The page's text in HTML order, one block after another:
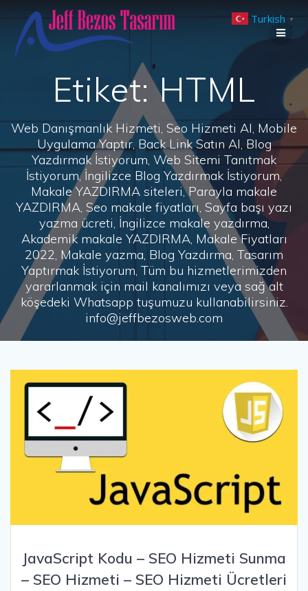
to
Etiket:HTML
Web Danışmanlık Hizmeti, Seo Hizmeti Al, Mobile
Uygulama Yaptır, Back Link Satın Al, Blog
Yazdırmak İstiyorum, Web Sitemi Tanıtmak
İstiyorum, İngilizce Blog Yazdırmak İstiyorum,
Makale YAZDIRMA siteleri, Parayla makale
YAZDIRMA, Seo makale fiyatları, Sayfa başı yazı
yazma ücreti, İngilizce makale yazdırma,
Akademik makale YAZDIRMA, Makale Fiyatları
2022, Makale yazma, Blog Yazdırma, Tasarım
Yaptırmak İstiyorum, Tüm bu hizmetlerimizden
yararlanmak için mail kanalımızı veya sağ alt
köşedeki Whatsapp tuşumuzu kullanabilirsiniz.
info@jeffbezosweb.com
JavaScript Kodu – SEO Hizmeti Sunma
– SEO Hizmeti – SEO Hizmeti Ücretleri
Turkish ▼